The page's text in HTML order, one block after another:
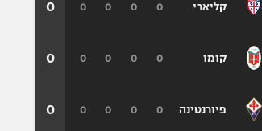
קליארי
קומו
פיורנטינה
0
0
0
0
0
0
0
0
0
0
0
0
0
0
0